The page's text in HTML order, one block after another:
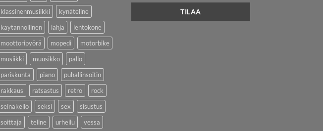
klassinenmusiikki
kynäteline
käytännöllinen
lahja
lentokone
moottoripyörä
mopedi
motorbike
musiikki
muusikko
pallo
pariskunta
piano
puhallinsoitin
rakkaus
ratsastus retro
rock
seinäkello
seksi sex
sisustus
soittaja
teline urheilu vessa